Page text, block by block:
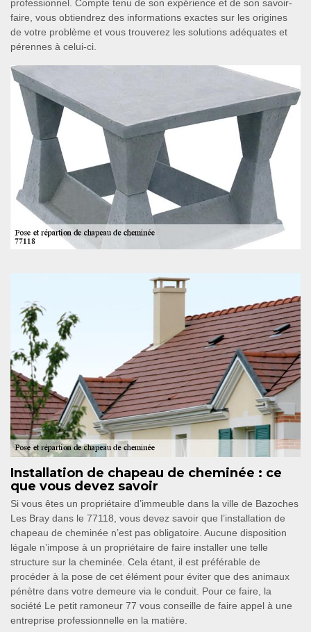
professionnel. Compte tenu de son expérience et de son savoir-
faire, vous obtiendrez des informations exactes sur les origines
de votre problème et vous trouverez les solutions adéquates et
pérennes à celui-ci.
Installation de chapeau de cheminée : ce
que vous devez savoir
Si vous êtes un propriétaire d’immeuble dans la ville de Bazoches
Les Bray dans le 77118, vous devez savoir que l’installation de
chapeau de cheminée n’est pas obligatoire. Aucune disposition
légale n’impose à un propriétaire de faire installer une telle
structure sur la cheminée. Cela étant, il est préférable de
procéder à la pose de cet élément pour éviter que des animaux
pénètre dans votre demeure via le conduit. Pour ce faire, la
société Le petit ramoneur 77 vous conseille de faire appel à une
entreprise professionnelle en la matière.